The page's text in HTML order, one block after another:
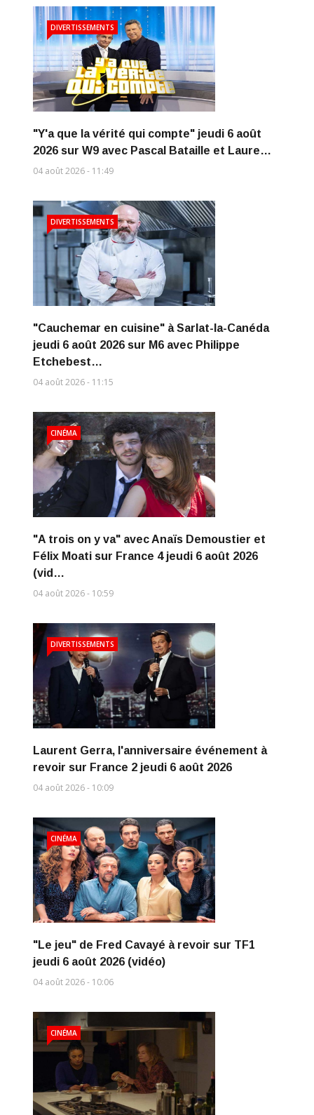
"Y'a que la vérité qui compte" jeudi 6 août
2026 sur W9 avec Pascal Bataille et Laure…
04 août 2026 - 11:49
DIVERTISSEMENTS
"Cauchemar en cuisine" à Sarlat-la-Canéda
jeudi 6 août 2026 sur M6 avec Philippe
Etchebest…
04 août 2026 - 11:15
DIVERTISSEMENTS
"A trois on y va" avec Anaïs Demoustier et
Félix Moati sur France 4 jeudi 6 août 2026
(vid…
04 août 2026 - 10:59
CINÉMA
Laurent Gerra, l'anniversaire événement à
revoir sur France 2 jeudi 6 août 2026
04 août 2026 - 10:09
DIVERTISSEMENTS
"Le jeu" de Fred Cavayé à revoir sur TF1
jeudi 6 août 2026 (vidéo)
04 août 2026 - 10:06
CINÉMA
CINÉMA